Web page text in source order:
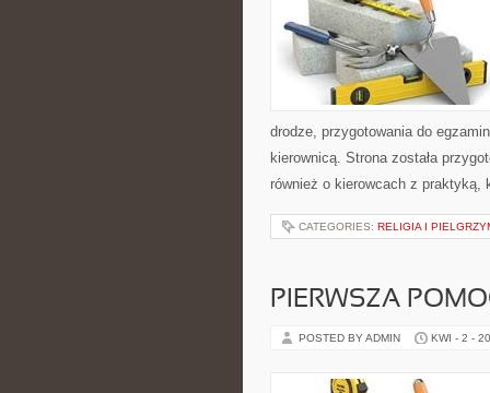
drodze, przygotowania do
kierownicą. Strona została
również o kierowcach z
CATEGORIES: RELIGIA I
PIERWSZA
POSTED BY ADMIN KWI - 2 -